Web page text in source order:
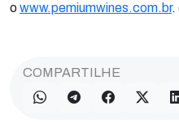
o www.pemiumwines.com.br.
COMPARTILHE